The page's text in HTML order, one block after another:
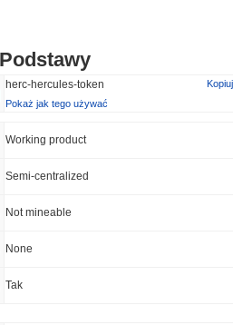
herc-hercules-token
Kopiuj
Pokaż jak tego używać
Working product
Semi-centralized
Not mineable
None
Tak